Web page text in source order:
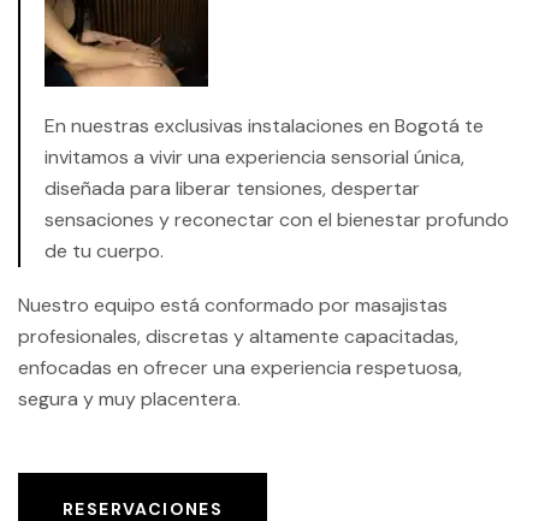
En nuestras exclusivas instalaciones en Bogotá te
invitamos a vivir una experiencia sensorial única,
diseñada para liberar tensiones, despertar
sensaciones y reconectar con el bienestar profundo
de tu cuerpo.
Nuestro equipo está conformado por masajistas
profesionales, discretas y altamente capacitadas,
enfocadas en ofrecer una experiencia respetuosa,
segura y muy placentera.
RESERVACIONES